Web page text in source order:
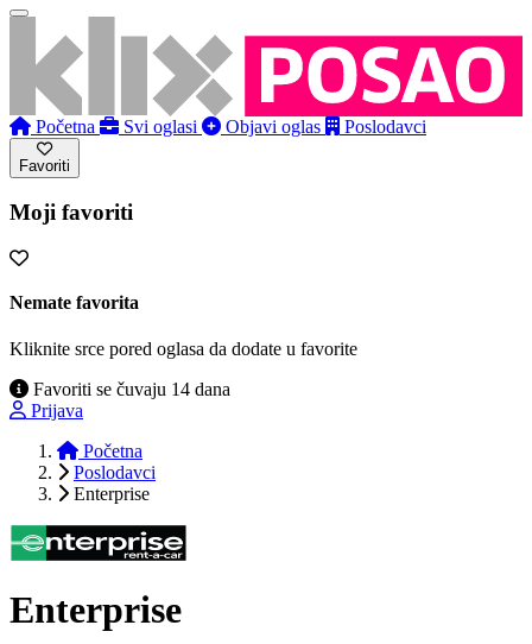
Početna Svi oglasi Objavi oglas Poslodavci
Favoriti
Moji favoriti
Nemate favorita
Kliknite srce pored oglasa da dodate u favorite
Favoriti se čuvaju 14 dana
Prijava
Početna
Poslodavci
Enterprise
Enterprise